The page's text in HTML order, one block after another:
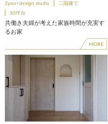
2you+design studio
二階建て
30坪台
共働き夫婦が考えた家族時間が充実す
るお家
MORE